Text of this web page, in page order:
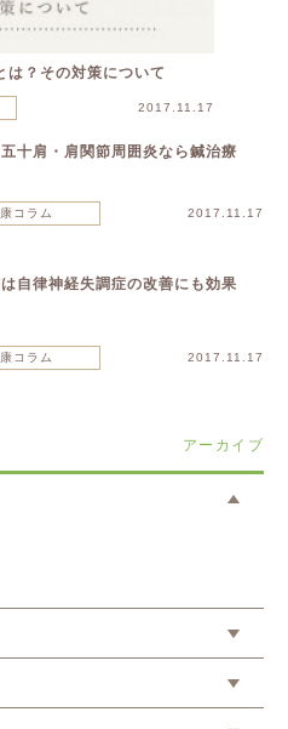
は？その対策について
2017.11.17
十肩・肩関節周囲炎なら鍼治療
コラム 2017.11.17
自律神経失調症の改善にも効果
コラム 2017.11.17
アーカイブ